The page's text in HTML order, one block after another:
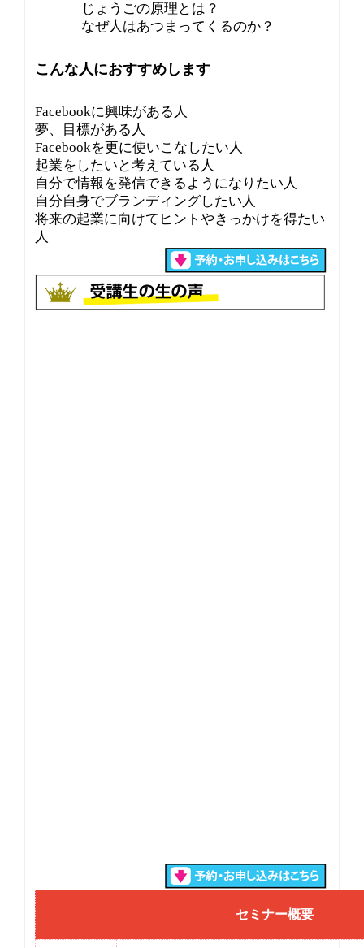
じょうごの原理とは？
なぜ人はあつまってくるのか？
こんな人におすすめします
Facebookに興味がある人
夢、目標がある人
Facebookを更に使いこなしたい人
起業をしたいと考えている人
自分で情報を発信できるようになりたい人
自分自身でブランディングしたい人
将来の起業に向けてヒントやきっかけを得たい
人
セミナー概要